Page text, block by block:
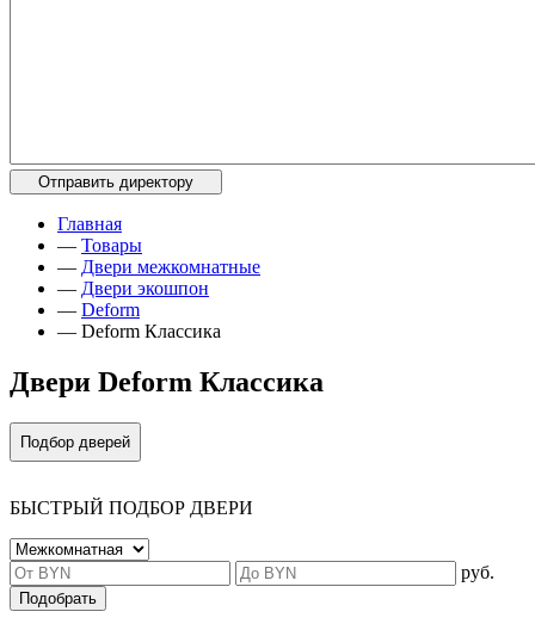
Главная
— Товары
— Двери межкомнатные
— Двери экошпон
— Deform
— Deform Классика
Двери Deform Классика
Подбор дверей
БЫСТРЫЙ ПОДБОР ДВЕРИ
руб.
Подобрать